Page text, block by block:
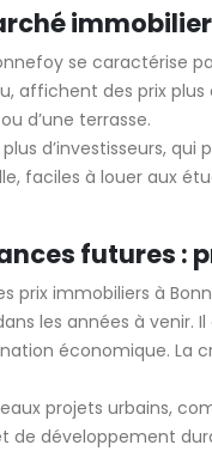
se caractérise
affichent des prix
d’une terrasse.
d’investisseurs,
faciles à louer aux
futures :
prix immobiliers à
les années à
économique. La
projets urbains,
de développement